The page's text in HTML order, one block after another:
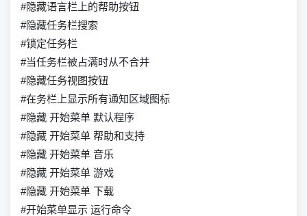
#隐藏语言栏上的帮助按钮
#隐藏任务栏搜索
#锁定任务栏
#当任务栏被占满时从不合并
#隐藏任务视图按钮
#在务栏上显示所有通知区域图标
#隐藏 开始菜单 默认程序
#隐藏 开始菜单 帮助和支持
#隐藏 开始菜单 音乐
#隐藏 开始菜单 游戏
#隐藏 开始菜单 下载
#开始菜单显示 运行命令